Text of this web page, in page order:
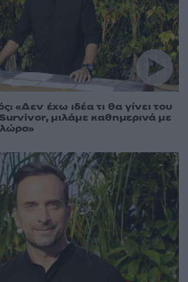
«Δεν έχω ιδέα τι θα γίνει του
μιλάμε καθημερινά με